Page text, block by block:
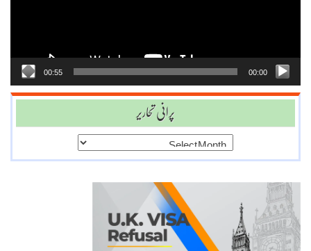
00:00
00:55
پرانی تحاریر